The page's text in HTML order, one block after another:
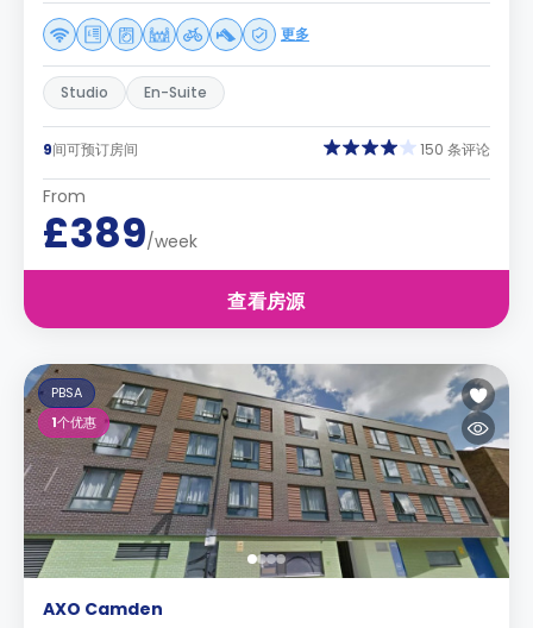
更多
Studio En-Suite
9间可预订房间 150 条评论
From
£389/week
查看房源
PBSA
1个优惠
AXO Camden